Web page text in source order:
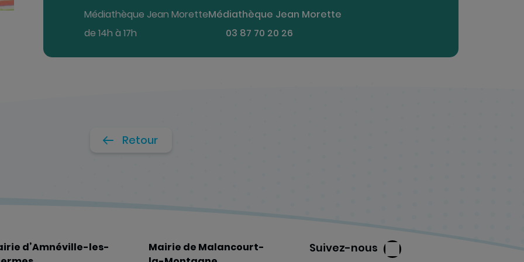
Médiathèque Jean Morette
de 14h à 17h
Médiathèque Jean Morette
03 87 70 20 26
Retour
d’Amnéville-les-
Mairie de Malancourt-
Suivez-nous